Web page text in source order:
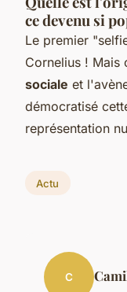
ce devenu si
Le premier
Cornelius ! Mais
sociale et
démocratisé
représentation
Actu
C